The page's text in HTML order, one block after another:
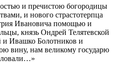
и пречистою богородицы
и нового страстотерпца
Ивановича помощью и
князь Ондрей Телятевской
и Ивашко Болотников и
вину, нам великому государю